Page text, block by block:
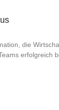
die
erfolgreich